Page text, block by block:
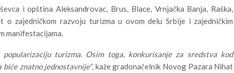
i opština Aleksandrovac, Brus, Blace, Vrnjačka Banja, Raška,
o zajedničkom razvoju turizma u ovom delu Srbije i zajedničkim
manifestacijama.
turizma. Osim toga, konkurisanje za sredstva kod
znatno jednostavnije“, kaže gradonačelnik Novog Pazara Nihat